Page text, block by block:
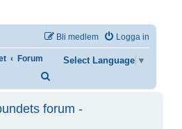
Logga in
Bli medlem
Forum Select Language ▼
forum -